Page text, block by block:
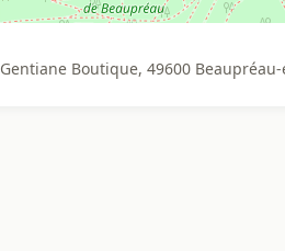
Gentiane Boutique, 49600